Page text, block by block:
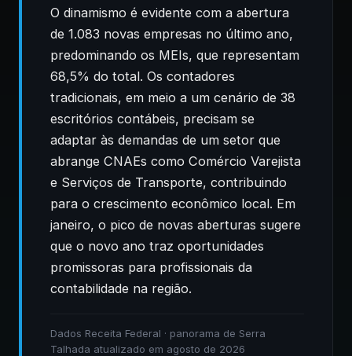
O dinamismo é evidente com a abertura
de 1.083 novas empresas no último ano,
predominando os MEIs, que representam
68,5% do total. Os contadores
tradicionais, em meio a um cenário de 38
escritórios contábeis, precisam se
adaptar às demandas de um setor que
abrange CNAEs como Comércio Varejista
e Serviços de Transporte, contribuindo
para o crescimento econômico local. Em
janeiro, o pico de novas aberturas sugere
que o novo ano traz oportunidades
promissoras para profissionais da
contabilidade na região.
Dados Receita Federal · panorama de Serra
Talhada atualizado em agosto de 2026